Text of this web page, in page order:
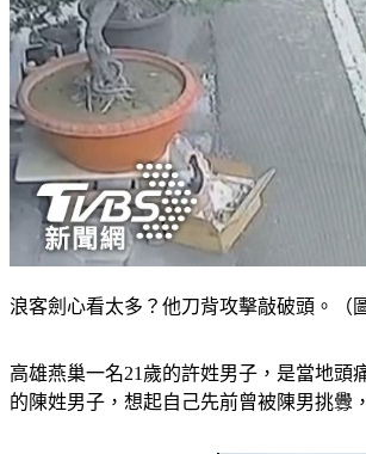
浪客劍心看太多？他刀背攻擊敲破頭。（
高雄燕巢一名21歲的許姓男子，是當地
的陳姓男子，想起自己先前曾被陳男挑釁